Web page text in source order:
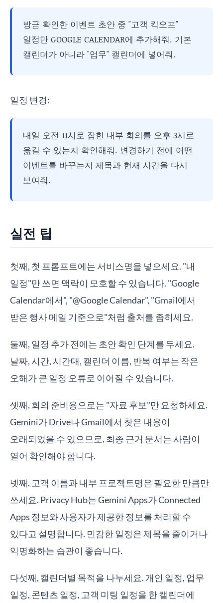
방금 확인한 이벤트 초안 중 "고객 킥오프"
일정만 GOOGLE CALENDAR에 추가해줘. 기본
캘린더가 아니라 "업무" 캘린더에 넣어줘.
일정 변경:
내일 오전 11시로 잡힌 내부 회의를 오후 3시로
옮길 수 있는지 확인해줘. 변경하기 전에 어떤
이벤트를 바꾸는지 제목과 현재 시간을 다시
보여줘.
실전 팁
첫째, 첫 프롬프트에는 서비스명을 넣으세요. "내
일정"만 쓰면 맥락이 모호할 수 있습니다. "Google
Calendar에서", "@Google Calendar", "Gmail에서
받은 행사 메일 기준으로"처럼 출처를 좁히세요.
둘째, 일정 추가 전에는 초안 확인 단계를 두세요.
날짜, 시간, 시간대, 캘린더 이름, 반복 여부는 작은
오해가 큰 일정 오류로 이어질 수 있습니다.
셋째, 회의 준비용으로는 "자료 후보"만 요청하세요.
Gemini가 Drive나 Gmail에서 찾은 내용이
오래되었을 수 있으므로, 최종 근거 문서는 사람이
열어 확인해야 합니다.
넷째, 고객 이름과 내부 프로젝트명은 필요한 만큼만
쓰세요. Privacy Hub는 Gemini Apps가 Connected
Apps 정보와 사용자가 제공한 정보를 처리할 수
있다고 설명합니다. 민감한 일정은 제목을 줄이거나
익명화하는 습관이 좋습니다.
다섯째, 캘린더별 목적을 나누세요. 개인 일정, 업무
일정, 콘텐츠 일정, 고객 미팅 일정을 한 캘린더에